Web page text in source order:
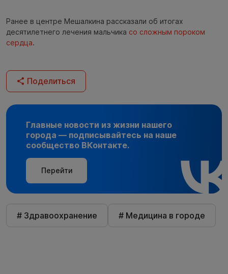
Ранее в центре Мешалкина рассказали об итогах
десятилетнего лечения мальчика со сложным пороком
сердца.
Поделиться
Главные новости из жизни нашего
города — подписывайтесь на наше
сообщество ВКонтакте.
Перейти
# Здравоохранение # Медицина в городе